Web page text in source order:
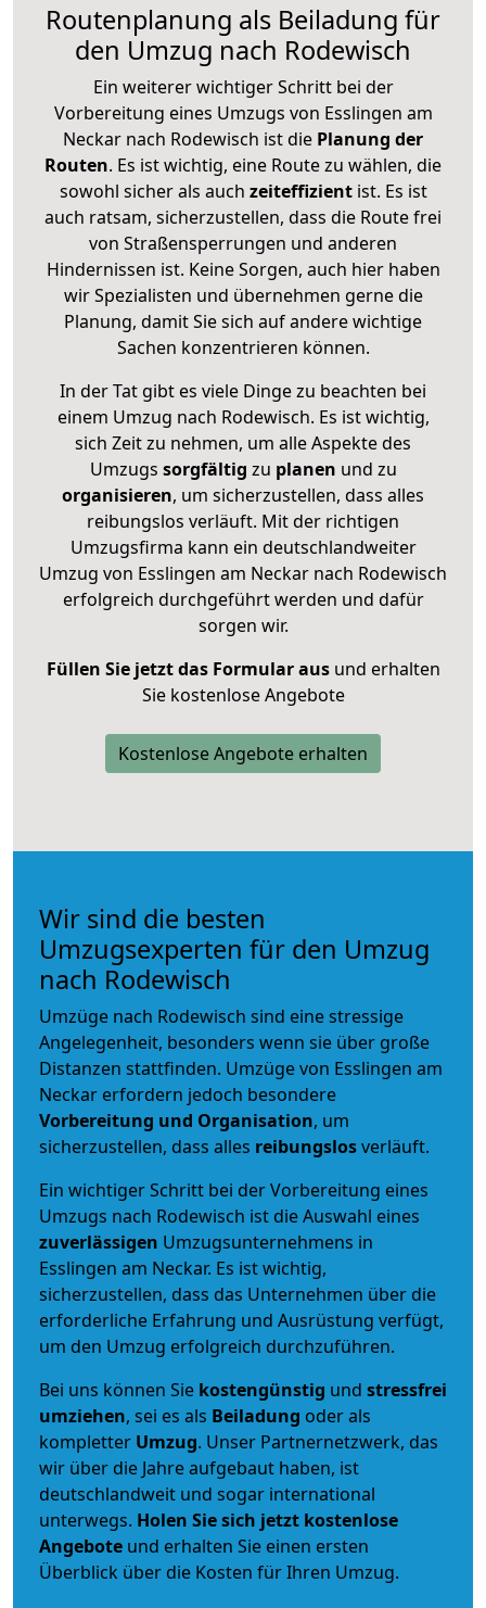
Routenplanung als Beiladung für
den Umzug nach Rodewisch
Ein weiterer wichtiger Schritt bei der
Vorbereitung eines Umzugs von Esslingen am
Neckar nach Rodewisch ist die Planung der
Routen. Es ist wichtig, eine Route zu wählen, die
sowohl sicher als auch zeiteffizientist. Es ist
auch ratsam, sicherzustellen, dass die Route frei
von Straßensperrungen und anderen
Hindernissen ist. Keine Sorgen, auch hier haben
wir Spezialisten und übernehmen gerne die
Planung, damit Sie sich auf andere wichtige
Sachen konzentrieren können.
In der Tat gibt es viele Dinge zu beachten bei
einem Umzug nach Rodewisch. Es ist wichtig,
sich Zeit zu nehmen, um alle Aspekte des
Umzugs sorgfältig zu planen und zu
organisieren, um sicherzustellen, dass alles
reibungslos verläuft. Mit der richtigen
Umzugsfirma kann ein deutschlandweiter
Umzug von Esslingen am Neckar nach Rodewisch
erfolgreich durchgeführt werden und dafür
sorgen wir.
Füllen Sie jetzt das Formular ausund erhalten
Sie kostenlose Angebote
Kostenlose Angebote erhalten
Wir sind die besten
Umzugsexperten für den Umzug
nach Rodewisch
Umzüge nach Rodewisch sind eine stressige
Angelegenheit, besonders wenn sie über große
Distanzen stattfinden. Umzüge von Esslingen am
Neckar erfordern jedoch besondere
Vorbereitung und Organisation, um
sicherzustellen, dass alles reibungslosverläuft.
Ein wichtiger Schritt bei der Vorbereitung eines
Umzugs nach Rodewisch ist die Auswahl eines
zuverlässigen Umzugsunternehmens in
Esslingen am Neckar. Es ist wichtig,
sicherzustellen, dass das Unternehmen über die
erforderliche Erfahrung und Ausrüstung verfügt,
um den Umzug erfolgreich durchzuführen.
Bei uns können Sie kostengünstig und stressfrei
umziehen, sei es als Beiladung oder als
kompletter Umzug. Unser Partnernetzwerk, das
wir über die Jahre aufgebaut haben, ist
deutschlandweit und sogar international
unterwegs. Holen Sie sich jetzt kostenlose
Angebote und erhalten Sie einen ersten
Überblick über die Kosten für Ihren Umzug.